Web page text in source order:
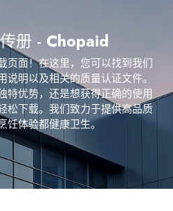
册 - Chopaid
页面！在这里，您可以找到我们
明以及相关的质量认证文件。
特优势，还是想获得正确的使用
松下载。我们致力于提供高品质
饪体验都健康卫生。